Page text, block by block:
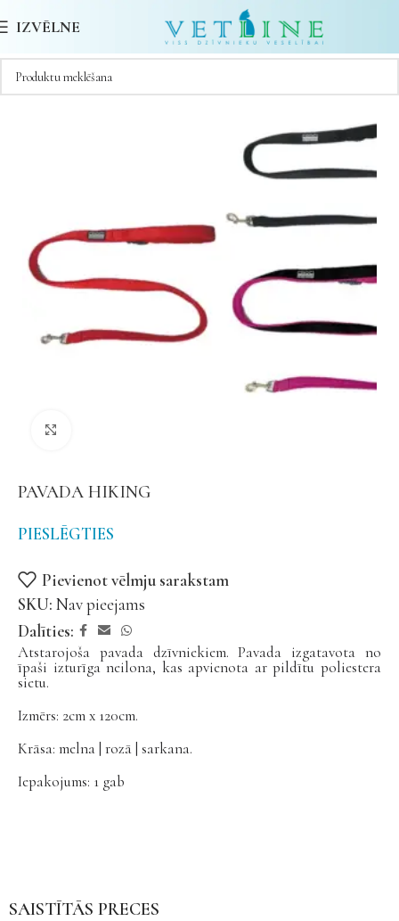
IZVĒLNE
PAVADA HIKING
PIESLĒGTIES
Pievienot vēlmju sarakstam
SKU: Nav pieejams
Dalīties:
Atstarojoša pavada dzīvniekiem. Pavada izgatavota no
īpaši izturīga neilona, ​​kas apvienota ar pildītu poliestera
sietu.
Izmērs: 2cm x 120cm.
Krāsa: melna | rozā | sarkana.
Iepakojums: 1 gab
SAISTĪTĀS PRECES